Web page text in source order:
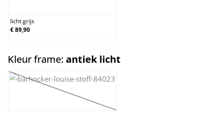
licht grijs
€ 89,90
Kleur frame: antiek licht
antiek
(Deze optie is momenteel niet beschikbaar.)